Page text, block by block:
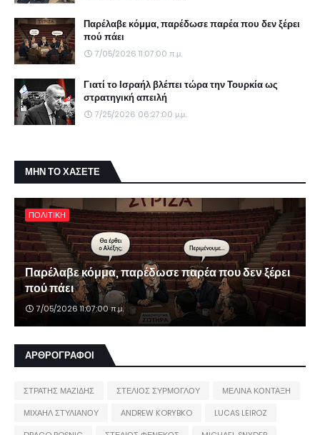
Παρέλαβε κόμμα, παρέδωσε παρέα που δεν ξέρει
πού πάει
7/05/2026 11:07:00 π.μ.
Γιατί το Ισραήλ βλέπει τώρα την Τουρκία ως
στρατηγική απειλή
7/25/2026 06:27:00 μ.μ.
ΜΗΝ ΤΟ ΧΑΣΕΤΕ
ΠΟΛΙΤΙΚΗ
Παρέλαβε κόμμα, παρέδωσε παρέα που δεν ξέρει
πού πάει
7/05/2026 11:07:00 π.μ.
ΑΡΘΡΟΓΡΑΦΟΙ
ΣΤΡΑΤΗΣ ΜΑΖΙΔΗΣ ΣΤΕΛΙΟΣ ΣΥΡΜΟΓΛΟΥ
ΜΕΛΙΝΑ ΚΟΝΤΑΞΗ
ΜΙΧΑΗΛ ΣΤΥΛΙΑΝΟΥ
ANDREW KORYBKO
LUCAS LEIROZ